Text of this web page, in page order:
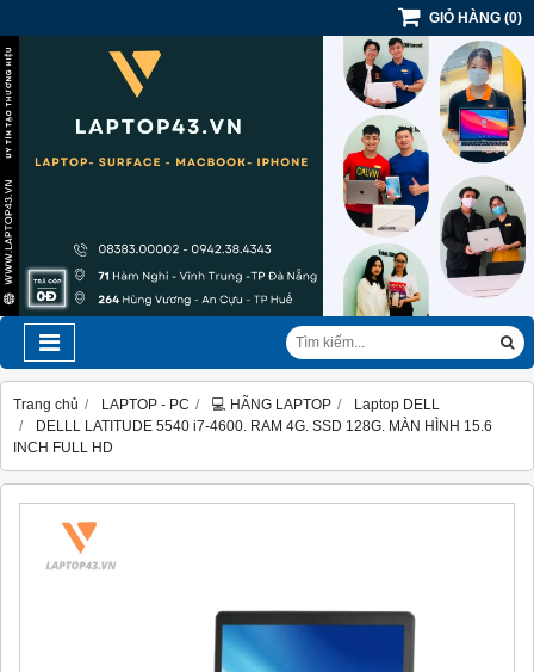
GIỎ HÀNG (0)
Trang chủ LAPTOP - PC 💻 HÃNG LAPTOP
Laptop DELL
DELLL LATITUDE 5540 i7-4600. RAM 4G. SSD 128G. MÀN HÌNH 15.6
INCH FULL HD